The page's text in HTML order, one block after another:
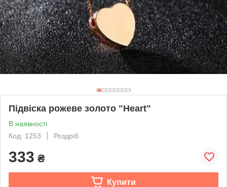
Підвіска рожеве золото "Heart"
В наявності
Код: 1253
Роздріб
333 ₴
Купити